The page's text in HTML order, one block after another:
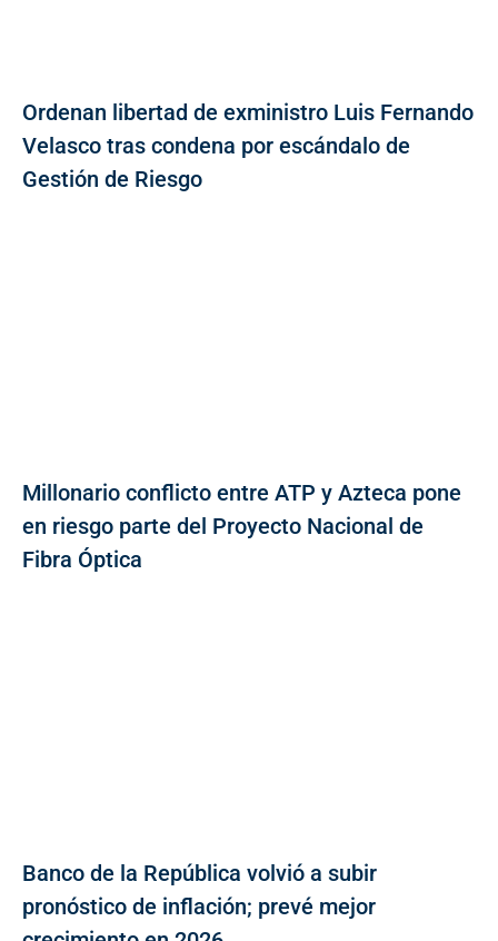
Ordenan libertad de exministro Luis Fernando
Velasco tras condena por escándalo de
Gestión de Riesgo
Millonario conflicto entre ATP y Azteca pone
en riesgo parte del Proyecto Nacional de
Fibra Óptica
Banco de la República volvió a subir
pronóstico de inflación; prevé mejor